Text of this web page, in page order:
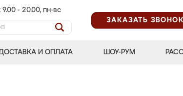
9.00 - 20.00, пн-вс
ЗАКАЗАТЬ ЗВОНОК
И ОПЛАТА ШОУ-РУМ